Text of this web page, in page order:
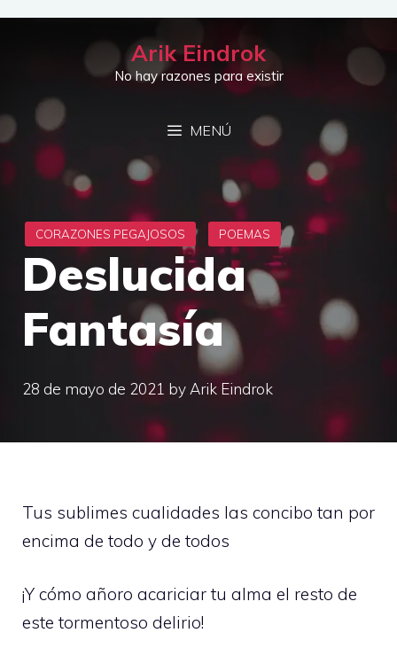
Saltar
Arik Eindrok
No hay razones para existir
MENÚ
Deslucida
Fantasía
28 de mayo de 2021 by Arik Eindrok
Tus sublimes cualidades las concibo tan por
encima de todo y de todos
¡Y cómo añoro acariciar tu alma el resto de
este tormentoso delirio!